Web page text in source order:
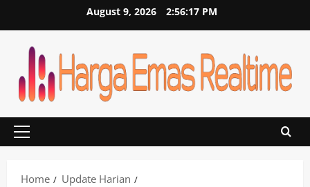
August 9, 2026 2:56:18 PM
Primary
Home
Update Harian